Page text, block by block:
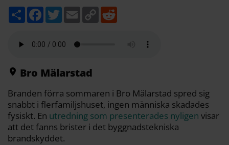
D
e
F
b
k
T
w
t
E
m
C
o
Bro Mälarstad
Branden förra sommaren i Bro Mälarstad spred sig
snabbt i flerfamiljshuset, ingen människa skadades
fysiskt. En utredning som presenterades nyligen visar
att det fanns brister i det byggnadstekniska
brandskyddet.